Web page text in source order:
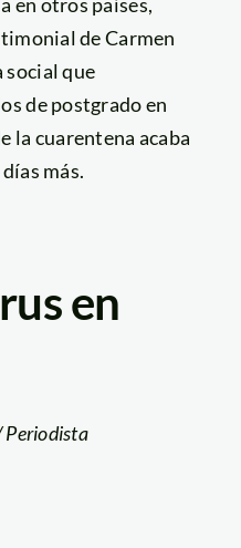
en otros países,
de Carmen
social que
de postgrado en
la cuarentena acaba
más.
en
Periodista